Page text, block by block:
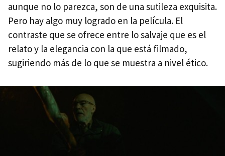
aunque no lo parezca, son de una sutileza exquisita.
Pero hay algo muy logrado en la película. El
contraste que se ofrece entre lo salvaje que es el
relato y la elegancia con la que está filmado,
sugiriendo más de lo que se muestra a nivel ético.